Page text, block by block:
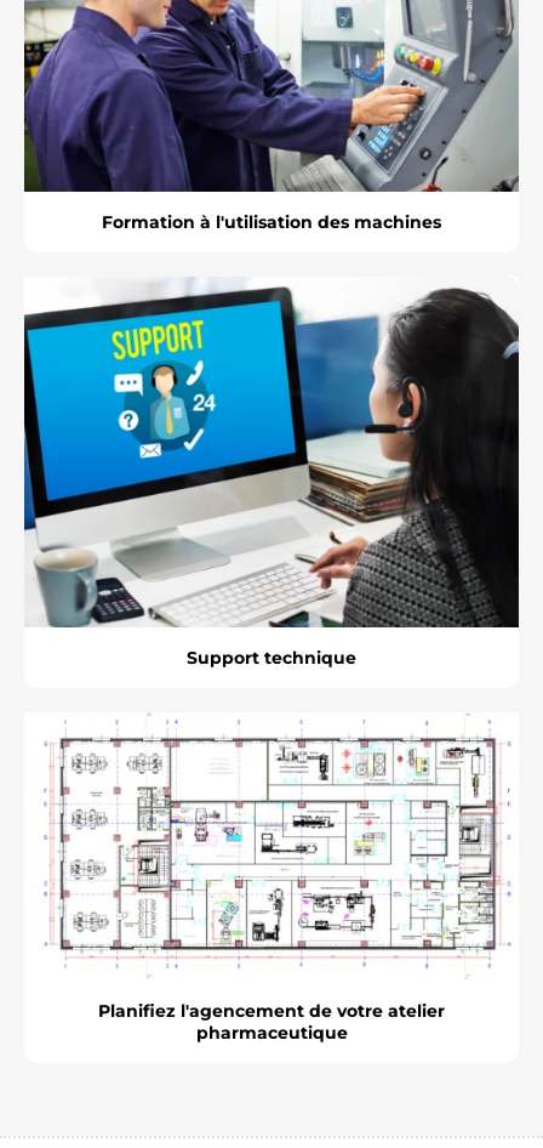
Formation à l'utilisation des machines
Support technique
Planifiez l'agencement de votre atelier
pharmaceutique